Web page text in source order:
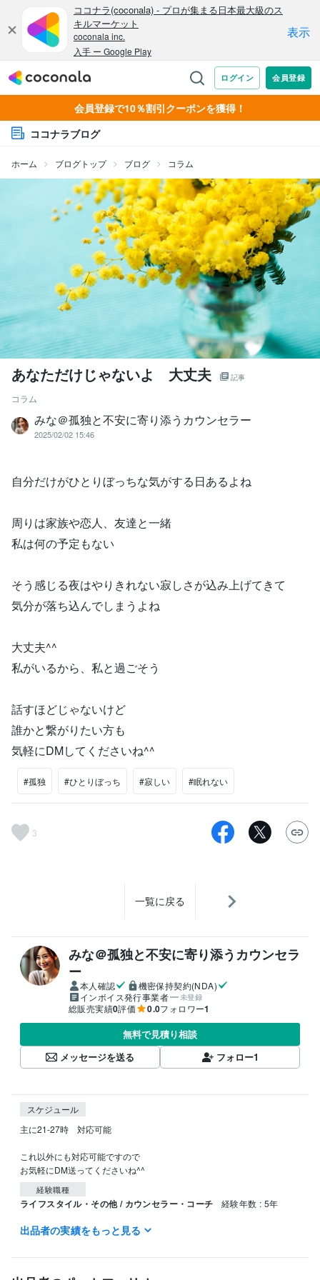
会員登録で10％割引クーポンを獲得！
ココナラブログ
ホーム ブログトップ ブログ コラム
あなただけじゃないよ 大丈夫 記事
コラム
みな＠孤独と不安に寄り添うカウンセラー
2025/02/02 15:46
自分だけがひとりぼっちな気がする日あるよね
周りは家族や恋人、友達と一緒
私は何の予定もない
そう感じる夜はやりきれない寂しさが込み上げてきて
気分が落ち込んでしまうよね
大丈夫^^
私がいるから、私と過ごそう
話すほどじゃないけど
誰かと繋がりたい方も
気軽にDMしてくださいね^^
#孤独 #ひとりぼっち #寂しい #眠れない
3
一覧に戻る
みな＠孤独と不安に寄り添うカウンセラ
ー
本人確認
機密保持契約(NDA)
インボイス発行事業者
未登録
総販売実績0評価 0.0フォロワー1
無料で見積り相談
メッセージを送る
フォロー1
スケジュール
主に21-27時　対応可能
これ以外にも対応可能ですので
お気軽にDM送ってくださいね^^
経験職種
ライフスタイル・その他 / カウンセラー・コーチ 経験年数 : 5年
資格・検定
メンタル心理カウンセラー 取得年 : 2023年
出品者の実績をもっと見る